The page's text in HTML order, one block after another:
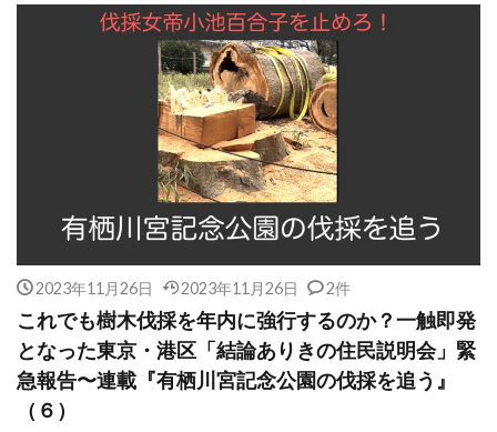
2023年11月26日 2023年11月26日 2件
これでも樹木伐採を年内に強行するのか？一触即発
となった東京・港区「結論ありきの住民説明会」緊
急報告〜連載『有栖川宮記念公園の伐採を追う』
（６）